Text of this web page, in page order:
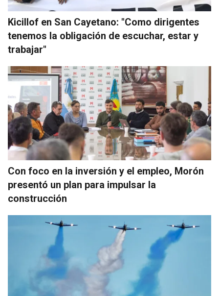
Kicillof en San Cayetano: "Como dirigentes
tenemos la obligación de escuchar, estar y
trabajar"
Con foco en la inversión y el empleo, Morón
presentó un plan para impulsar la
construcción